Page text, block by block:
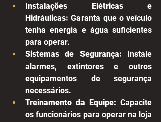
Instalações Elétricas e
Hidráulicas: Garanta que o veículo
tenha energia e água suficientes
para operar.
Sistemas de Segurança: Instale
alarmes, extintores e outros
equipamentos de segurança
necessários.
Treinamento da Equipe: Capacite
os funcionários para operar na loja